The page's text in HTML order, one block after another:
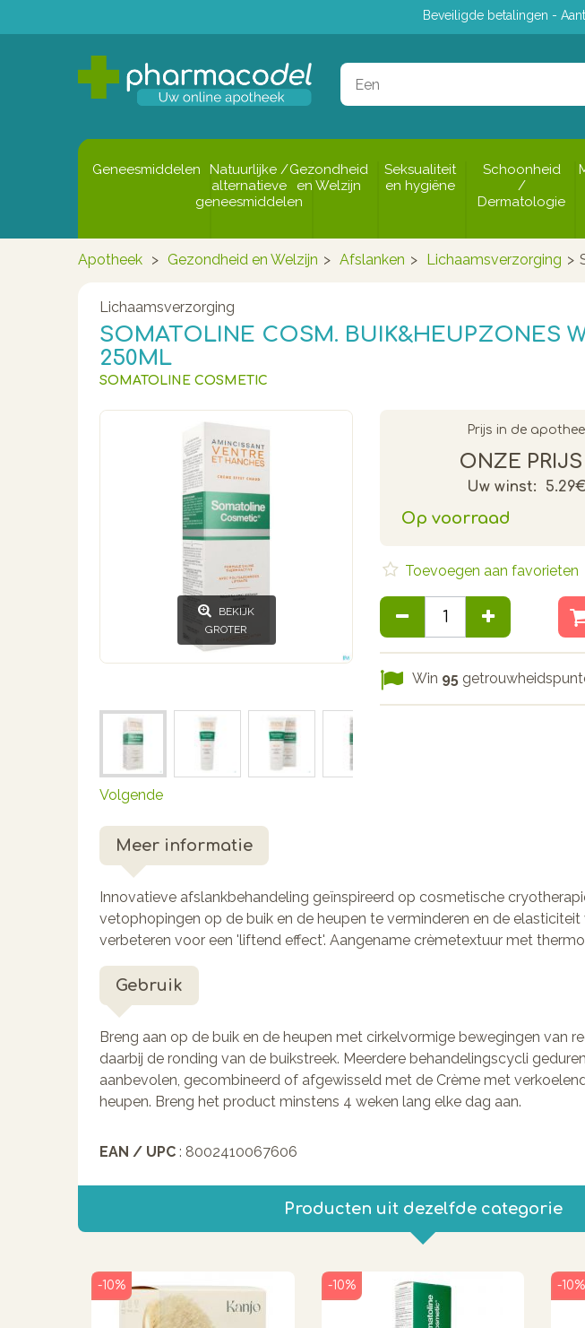
Beveiligde betalingen -
Geneesmiddelen
Natuurlijke /
alternatieve
geneesmiddelen
Gezondheid
en Welzijn
Seksualiteit
en hygiëne
Schoonheid
/
Dermatologie
Apotheek > Gezondheid en Welzijn > Afslanken > Lichaamsverzorging >
Lichaamsverzorging
SOMATOLINE COSM. BUIK&HEUPZONES
250ML
SOMATOLINE COSMETIC
BEKIJK
GROTER
Volgende
Prijs in de
ONZE PRIJS
Uw winst:
Op voorraad
Toevoegen aan favorieten
Win 95
Meer informatie
Innovatieve afslankbehandeling geïnspireerd op cosmetische
vetophopingen op de buik en de heupen te verminderen en de elasticiteit
verbeteren voor een 'liftend effect'. Aangename crèmetextuur met
Gebruik
Breng aan op de buik en de heupen met cirkelvormige bewegingen van
daarbij de ronding van de buikstreek. Meerdere behandelingscycli
aanbevolen, gecombineerd of afgewisseld met de Crème met
heupen. Breng het product minstens 4 weken lang elke dag aan.
EAN / UPC : 8002410067606
Producten uit dezelfde categorie
-10% -10% -10%